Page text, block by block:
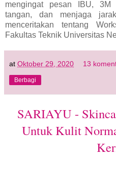
mengingat pesan IBU, 3M
tangan, dan menjaga
menceritakan tentang
Fakultas Teknik Universitas
at Oktober 29, 2020 13
Berbagi
SARIAYU -
Untuk Kulit